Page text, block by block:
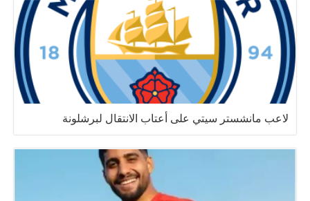
لاعب مانشستر سيتي على أعتاب الانتقال لبرشلونة